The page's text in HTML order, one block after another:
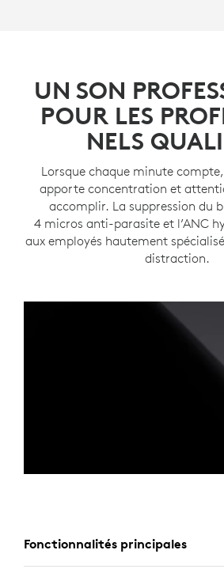
UN SON
POUR LES
NELS
Lorsque chaque minute
apporte concentration et
accomplir. La suppression du
4 micros anti-parasite et l’ANC
aux employés hautement
distraction.
Fonctionnalités principales